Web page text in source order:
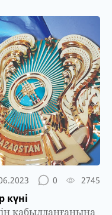
0 2745
күні
қабылданғанына